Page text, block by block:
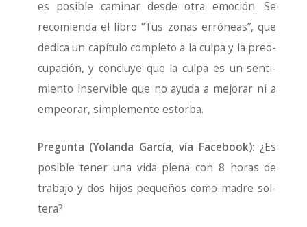
es posi­ble cami­nar des­de otra emo­ción. Se
reco­mien­da el libro “Tus zonas erró­neas”, que
dedi­ca un capí­tu­lo com­ple­to a la cul­pa y la preo­
cu­pa­ción, y con­clu­ye que la cul­pa es un sen­ti­
mien­to inser­vi­ble que no ayu­da a mejo­rar ni a
empeo­rar, sim­ple­men­te estor­ba.
Pre­gun­ta (Yolan­da Gar­cía, vía Face­book): ¿Es
posi­ble tener una vida ple­na con 8 horas de
tra­ba­jo y dos hijos peque­ños como madre sol­
te­ra?